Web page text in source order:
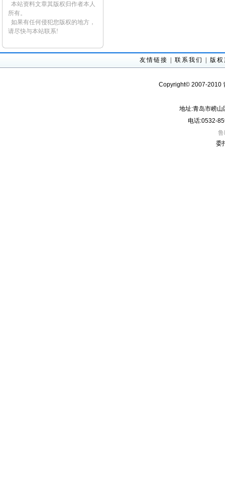
本站资料文章其版权归作者本人
所有。
如果有任何侵犯您版权的地方，
请尽快与本站联系!
友情链接 联系我们 版
Copyright© 2007-2010
地址:青岛市崂
电话:0532-
委